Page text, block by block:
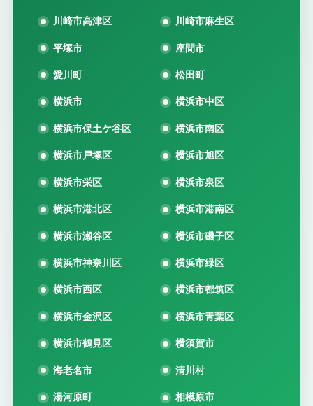
川崎市高津区 川崎市麻生区
平塚市 座間市
愛川町 松田町
横浜市 横浜市中区
横浜市保土ケ谷区 横浜市南区
横浜市戸塚区 横浜市旭区
横浜市栄区 横浜市泉区
横浜市港北区 横浜市港南区
横浜市瀬谷区 横浜市磯子区
横浜市神奈川区 横浜市緑区
横浜市西区 横浜市都筑区
横浜市金沢区 横浜市青葉区
横浜市鶴見区 横須賀市
海老名市 清川村
湯河原町 相模原市